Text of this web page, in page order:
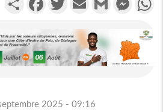
2025 - 09:16